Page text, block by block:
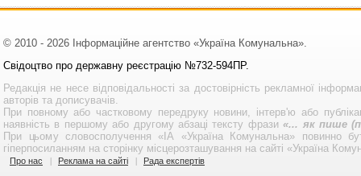
© 2010 - 2026 Інформаційне агентство «Україна Комунальна».
Свідоцтво про державну реєстрацію №732-594ПР.
Редакція не несе відповідальності за достовірність рекламної
авторів та дописувачів.
При повному або частковому передруку новини, інтерв'ю або
наявність в першому або другому абзаці тексту фрази«... як пише
При цьому словосполучення «ІА «Україна Комунальна» повинно
гіперпосиланням на сторінку місцерозташування на сайті «Україна
Про нас Реклама на сайті Рада експертів